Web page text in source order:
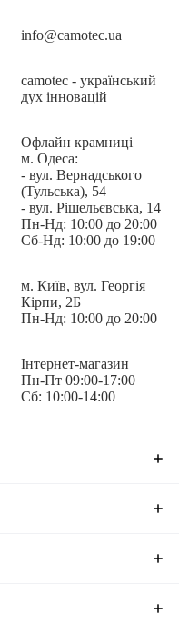
вентиляційні
циркуляції повітря.
стропи для
в панамі передбачено
info@camotec.ua
camotec - український
дух інновацій
Офлайн крамниці
м. Одеса:
- вул. Вернадського
(Тульська), 54
- вул. Рішельєвська, 14
Пн-Нд: 10:00 до 20:00
Сб-Нд: 10:00 до 19:00
м. Київ, вул. Георгія
Кірпи, 2Б
Пн-Нд: 10:00 до 20:00
Інтернет-магазин
Пн-Пт 09:00-17:00
Сб: 10:00-14:00